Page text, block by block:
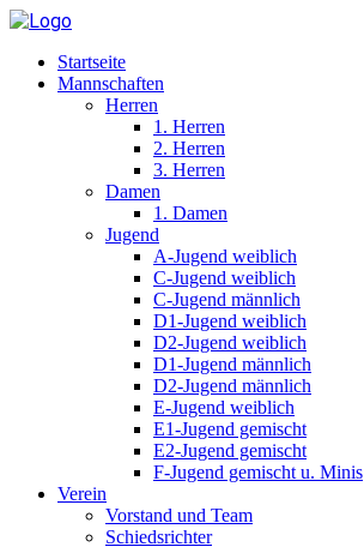
Startseite
Mannschaften
Herren
1. Herren
2. Herren
3. Herren
Damen
1. Damen
Jugend
A-Jugend weiblich
C-Jugend weiblich
C-Jugend männlich
D1-Jugend weiblich
D2-Jugend weiblich
D1-Jugend männlich
D2-Jugend männlich
E-Jugend weiblich
E1-Jugend gemischt
E2-Jugend gemischt
F-Jugend gemischt u. Minis
Verein
Vorstand und Team
Schiedsrichter